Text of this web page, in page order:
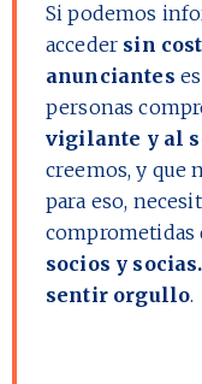
Si podemos
acceder sin
anunciantes
personas
vigilante y al
creemos, y que
para eso,
comprometidas
socios y socias.
sentir orgullo.